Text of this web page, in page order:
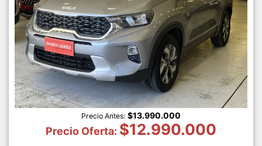
Precio Antes: $13.990.000
Precio Oferta: $12.990.000